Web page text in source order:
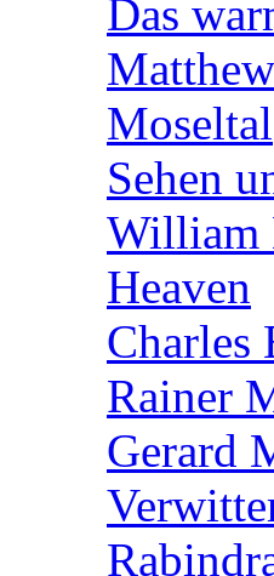
Das
Moseltal
Sehen
William
Heaven
Charles
Rainer
Gerard